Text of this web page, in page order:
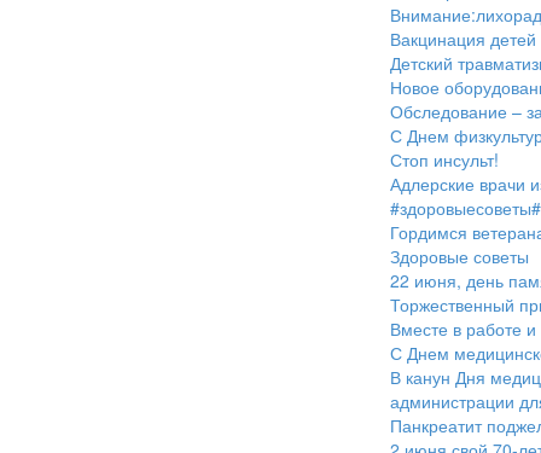
Вакцинация детей
Детский
Новое
Обследование –
С Днем
Стоп инсульт!
Адлерские врачи
Гордимся
Здоровые советы
22 июня, день
Торжественный
Вместе в работе и
С Днем
В канун Дня
администрации
Панкреатит